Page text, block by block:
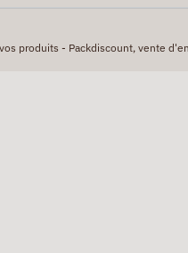
produits - Packdiscount, vente